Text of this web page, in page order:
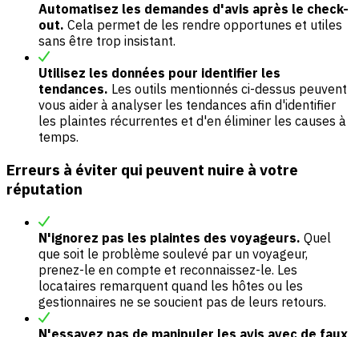
Automatisez les demandes d'avis après le check-
out. Cela permet de les rendre opportunes et utiles
sans être trop insistant.
Utilisez les données pour identifier les
tendances. Les outils mentionnés ci-dessus peuvent
vous aider à analyser les tendances afin d'identifier
les plaintes récurrentes et d'en éliminer les causes à
temps.
Erreurs à éviter qui peuvent nuire à votre
réputation
N'ignorez pas les plaintes des voyageurs. Quel
que soit le problème soulevé par un voyageur,
prenez-le en compte et reconnaissez-le. Les
locataires remarquent quand les hôtes ou les
gestionnaires ne se soucient pas de leurs retours.
N'essayez pas de manipuler les avis avec de faux